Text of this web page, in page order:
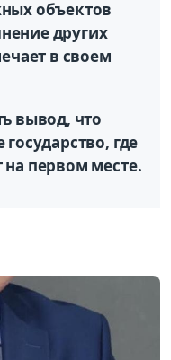
объектов
других
в своем
вывод, что
где
на первом месте.